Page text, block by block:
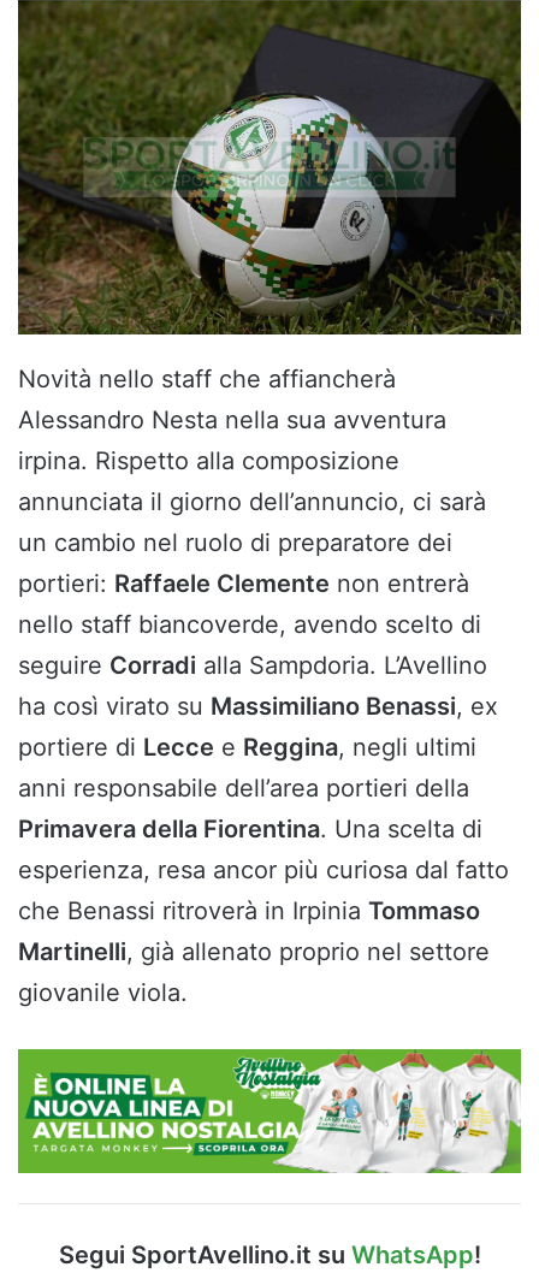
Novità nello staff che affiancherà
Alessandro Nesta nella sua avventura
irpina. Rispetto alla composizione
annunciata il giorno dell’annuncio, ci sarà
un cambio nel ruolo di preparatore dei
portieri: Raffaele Clemente non entrerà
nello staff biancoverde, avendo scelto di
seguire Corradi alla Sampdoria. L’Avellino
ha così virato su Massimiliano Benassi, ex
portiere di Lecce e Reggina, negli ultimi
anni responsabile dell’area portieri della
Primavera della Fiorentina. Una scelta di
esperienza, resa ancor più curiosa dal fatto
che Benassi ritroverà in Irpinia Tommaso
Martinelli, già allenato proprio nel settore
giovanile viola.
Segui SportAvellino.it su WhatsApp!